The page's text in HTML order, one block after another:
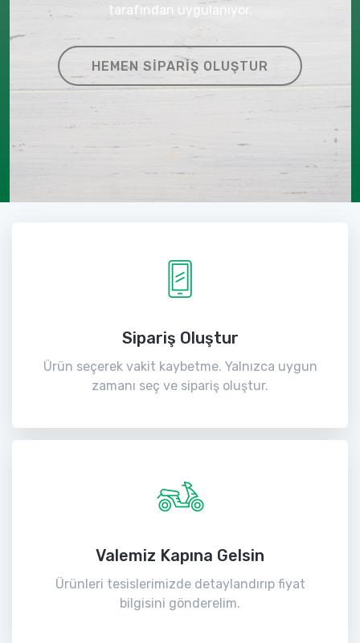
tarafından uygulanıyor.
HEMEN SIPARIŞ OLUŞTUR
Sipariş Oluştur
Ürün seçerek vakit kaybetme. Yalnızca uygun
zamanı seç ve sipariş oluştur.
Valemiz Kapına Gelsin
Ürünleri tesislerimizde detaylandırıp fiyat
bilgisini gönderelim.